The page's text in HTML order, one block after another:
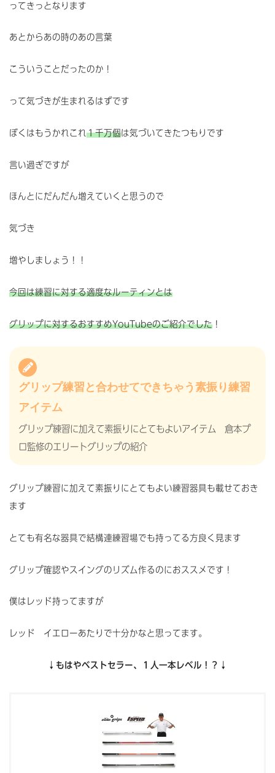
ってきっとなります
あとからあの時のあの言葉
こういうことだったのか！
って気づきが生まれるはずです
ぼくはもうかれこれ １千万個は気づいてきたつもりです
言い過ぎですが
ほんとにだんだん増えていくと思うので
気づき
増やしましょう！！
今回は練習に対する適度なルーティンとは
グリップに対するおすすめYouTubeのご紹介でした ！
グリップ練習と合わせてできちゃう素振り練習
アイテム
グリップ練習に加えて素振りにとてもよいアイテム 倉本プ
ロ監修のエリートグリップの紹介
グリップ練習に加えて素振りにとてもよい練習器具も載せておき
ます
とても有名な器具で結構連練習場でも持ってる方良く見ます
グリップ確認やスイングのリズム作るのにおススメです！
僕はレッド持ってますが
レッド イエローあたりで十分かなと思ってます。
↓もはやベストセラー、１人一本レベル！？↓